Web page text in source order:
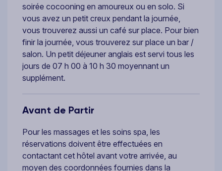
soirée cocooning en amoureux ou en solo. Si
vous avez un petit creux pendant la journée,
vous trouverez aussi un café sur place. Pour bien
finir la journée, vous trouverez sur place un bar /
salon. Un petit déjeuner anglais est servi tous les
jours de 07 h 00 à 10 h 30 moyennant un
supplément.
Avant de Partir
Pour les massages et les soins spa, les
réservations doivent être effectuées en
contactant cet hôtel avant votre arrivée, au
moyen des coordonnées fournies dans la